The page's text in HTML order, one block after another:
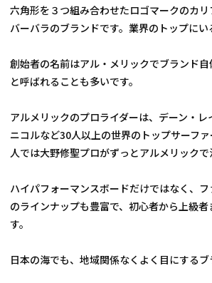
六角形を３つ組み合わせたロゴマークのカ
バーバラのブランドです。業界のトップにい
創始者の名前はアル・メリックでブランド
と呼ばれることも多いです。
アルメリックのプロライダーは、デーン・レ
ニコルなど30人以上の世界のトップサーフ
人では大野修聖プロがずっとアルメリックで
ハイパフォーマンスボードだけではなく、
のラインナップも豊富で、初心者から上級
す。
日本の海でも、地域関係なくよく目にするブ